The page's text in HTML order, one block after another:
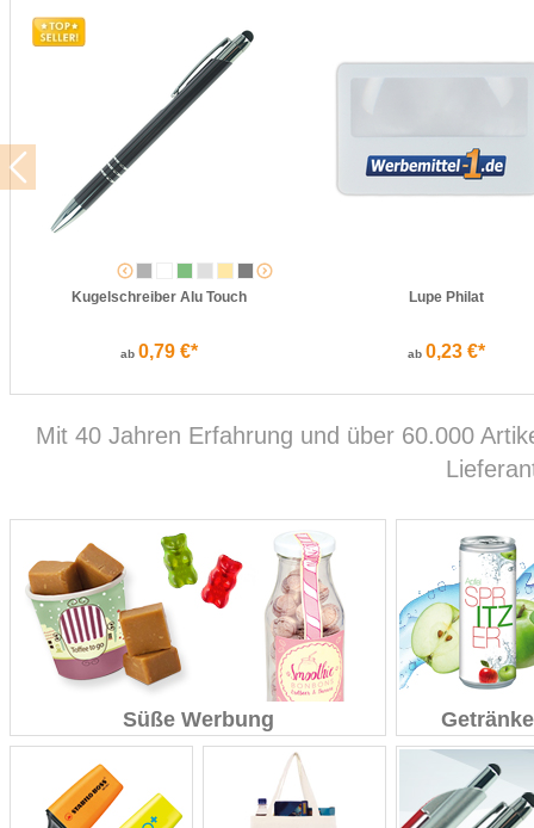
Kugelschreiber Alu Touch
ab 0,79 €*
Lupe Philat
ab 0,23 €*
Mit 40 Jahren Erfahrung und über 60.000
Süße Werbung Getränke